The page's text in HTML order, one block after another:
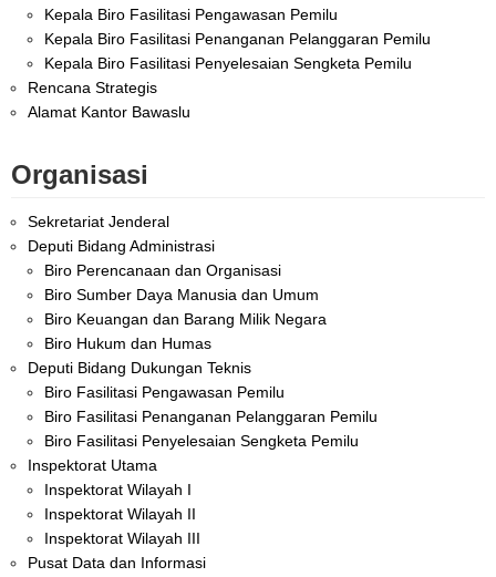
Kepala Biro Fasilitasi Pengawasan Pemilu
Kepala Biro Fasilitasi Penanganan Pelanggaran Pemilu
Kepala Biro Fasilitasi Penyelesaian Sengketa Pemilu
Rencana Strategis
Alamat Kantor Bawaslu
Organisasi
Sekretariat Jenderal
Deputi Bidang Administrasi
Biro Perencanaan dan Organisasi
Biro Sumber Daya Manusia dan Umum
Biro Keuangan dan Barang Milik Negara
Biro Hukum dan Humas
Deputi Bidang Dukungan Teknis
Biro Fasilitasi Pengawasan Pemilu
Biro Fasilitasi Penanganan Pelanggaran Pemilu
Biro Fasilitasi Penyelesaian Sengketa Pemilu
Inspektorat Utama
Inspektorat Wilayah I
Inspektorat Wilayah II
Inspektorat Wilayah III
Pusat Data dan Informasi